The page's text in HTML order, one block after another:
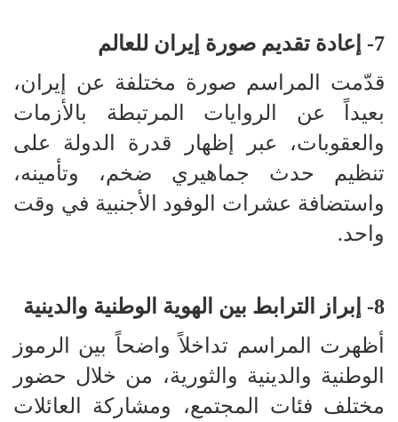
7- إعادة تقديم صورة إيران للعالم
قدّمت المراسم صورة مختلفة عن إيران،
بعيداً عن الروايات المرتبطة بالأزمات
والعقوبات، عبر إظهار قدرة الدولة على
تنظيم حدث جماهيري ضخم، وتأمينه،
واستضافة عشرات الوفود الأجنبية في وقت
واحد.
8- إبراز الترابط بين الهوية الوطنية والدينية
أظهرت المراسم تداخلاً واضحاً بين الرموز
الوطنية والدينية والثورية، من خلال حضور
مختلف فئات المجتمع، ومشاركة العائلات